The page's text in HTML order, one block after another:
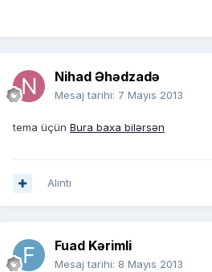
Nihad Əhədzadə
Mesaj tarihi: 7 Mayıs 2013
tema üçün Bura baxa bilərsən
Alıntı
Fuad Kərimli
Mesaj tarihi: 8 Mayıs 2013